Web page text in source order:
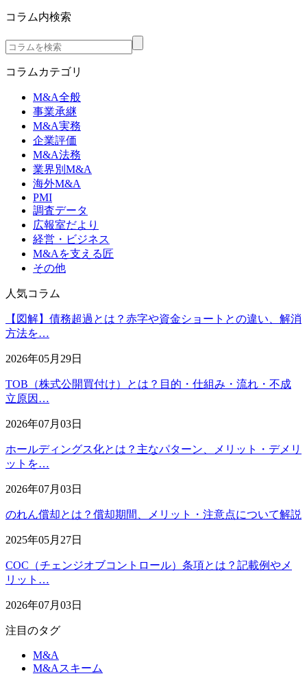
コラム内検索
コラムカテゴリ
M&A全般
事業承継
M&A実務
企業評価
M&A法務
業界別M&A
海外M&A
PMI
調査データ
広報室だより
経営・ビジネス
M&Aを支える匠
その他
人気コラム
【図解】債務超過とは？赤字や資金ショートとの違い、解消
方法を…
2026年05月29日
TOB（株式公開買付け）とは？目的・仕組み・流れ・不成
立原因…
2026年07月03日
ホールディングス化とは？主なパターン、メリット・デメリ
ットを…
2026年07月03日
のれん償却とは？償却期間、メリット・注意点について解説
2025年05月27日
COC（チェンジオブコントロール）条項とは？記載例やメ
リット…
2026年07月03日
注目のタグ
M&A
M&Aスキーム